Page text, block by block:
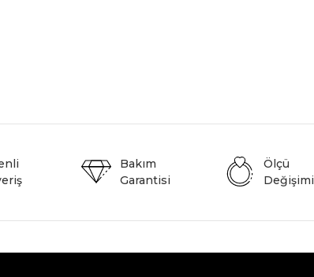
Bakım
Garantisi
Ölçü
Değişimi